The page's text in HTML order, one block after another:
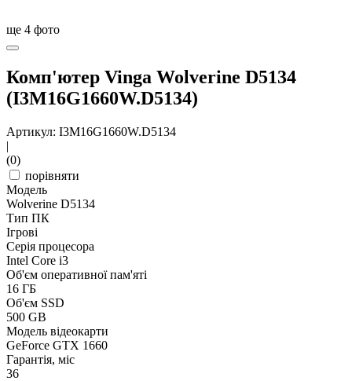
ще 4 фото
Комп'ютер Vinga Wolverine D5134
(I3M16G1660W.D5134)
Артикул: I3M16G1660W.D5134
|
(0)
порівняти
Модель
Wolverine D5134
Тип ПК
Ігрові
Серія процесора
Intel Core i3
Об'єм оперативної пам'яті
16 ГБ
Об'єм SSD
500 GB
Модель відеокарти
GeForce GTX 1660
Гарантія, міс
36